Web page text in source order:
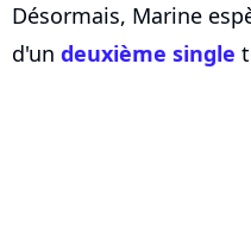
Désormais, Marine
d'un deuxième single